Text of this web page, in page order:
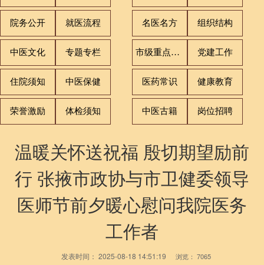
院务公开 就医流程 名医名方 组织结构
中医文化 专题专栏 市级重点专科 党建工作
住院须知 中医保健 医药常识 健康教育
荣誉激励 体检须知 中医古籍 岗位招聘
温暖关怀送祝福 殷切期望励前
行 张掖市政协与市卫健委领导
医师节前夕暖心慰问我院医务
工作者
发表时间： 2025-08-18 14:51:19 浏览： 7065